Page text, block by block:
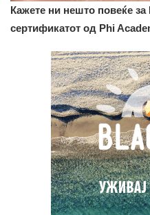
Кажете ни нешто повеќе
сертификатот од Phi